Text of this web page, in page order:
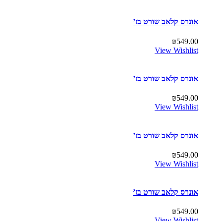
אונרס קלאב שורט בז’
₪549.00
View Wishlist
אונרס קלאב שורט בז’
₪549.00
View Wishlist
אונרס קלאב שורט בז’
₪549.00
View Wishlist
אונרס קלאב שורט בז’
₪549.00